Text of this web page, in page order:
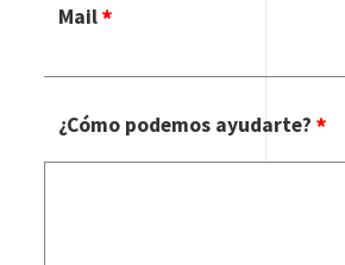
Mail
¿Cómo podemos ayudarte?